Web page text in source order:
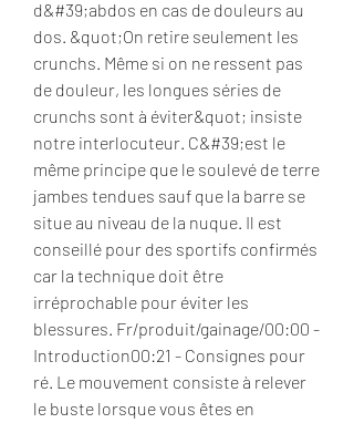
d&#39;abdos en cas de douleurs au
dos. &quot;On retire seulement les
crunchs. Même si on ne ressent pas
de douleur, les longues séries de
crunchs sont à éviter&quot; insiste
notre interlocuteur. C&#39;est le
même principe que le soulevé de terre
jambes tendues sauf que la barre se
situe au niveau de la nuque. Il est
conseillé pour des sportifs confirmés
car la technique doit être
irréprochable pour éviter les
blessures. Fr/produit/gainage/00:00 -
Introduction00:21 - Consignes pour
ré. Le mouvement consiste à relever
le buste lorsque vous êtes en